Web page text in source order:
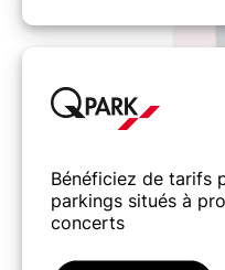
Bénéficiez de tarifs
parkings situés à
concerts